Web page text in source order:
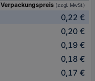
Verpackungspreis (zzgl. MwSt.)
0,22 €
0,20 €
0,19 €
0,18 €
0,17 €